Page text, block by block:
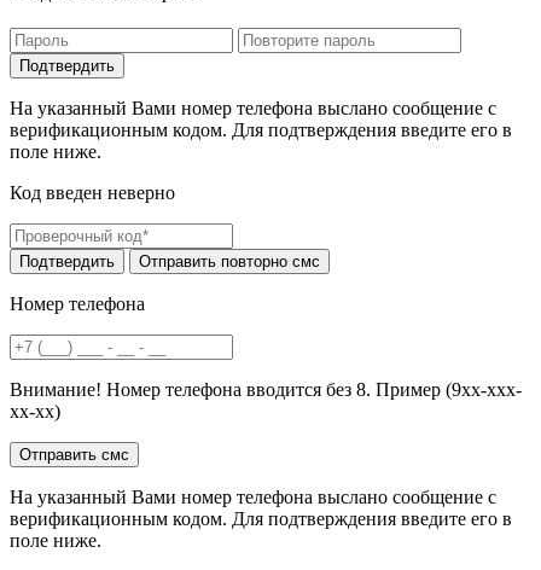
На указанный Вами номер телефона выслано сообщение с
верификационным кодом. Для подтверждения введите его в
поле ниже.
Код введен неверно
Номер телефона
Внимание! Номер телефона вводится без 8. Пример (9хх-ххх-
хх-хх)
На указанный Вами номер телефона выслано сообщение с
верификационным кодом. Для подтверждения введите его в
поле ниже.